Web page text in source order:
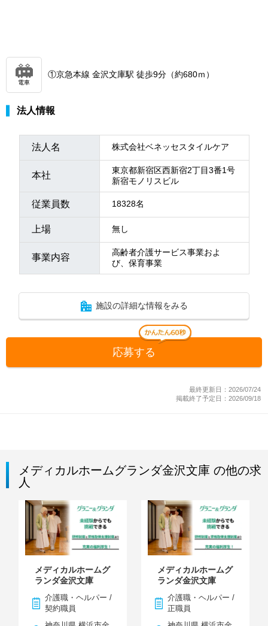
電車
①京急本線 金沢文庫駅 徒歩9分（約680ｍ）
法人情報
法人名 株式会社ベネッセスタイルケア
本社
東京都新宿区西新宿2丁目3番1号
新宿モノリスビル
従業員数 18328名
上場 無し
事業内容
高齢者介護サービス事業およ
び、保育事業
施設の詳細な情報をみる
応募する
最終更新日：2026/07/24
掲載終了予定日：2026/09/18
メディカルホームグランダ金沢文庫 の他の求
人
メディカルホームグ
ランダ金沢文庫
介護職・ヘルパー /
契約職員
メディカルホームグ
ランダ金沢文庫
介護職・ヘルパー /
正職員